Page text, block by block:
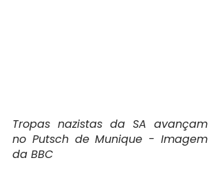
Tropas nazistas da SA avançam
no Putsch de Munique - Imagem
da BBC